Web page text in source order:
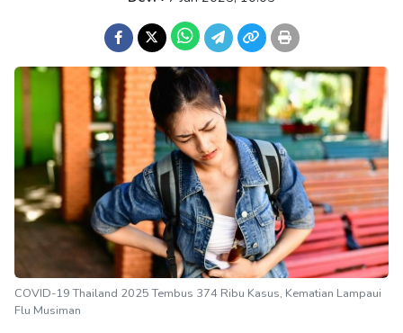
COVID-19 Thailand 2025 Tembus 374 Ribu Kasus, Kematian Lampaui
Flu Musiman